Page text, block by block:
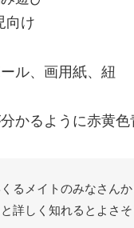
向け
ル、画用紙、紐
かるように赤黄色
るメイトのみなさん
と詳しく知れるとよさ